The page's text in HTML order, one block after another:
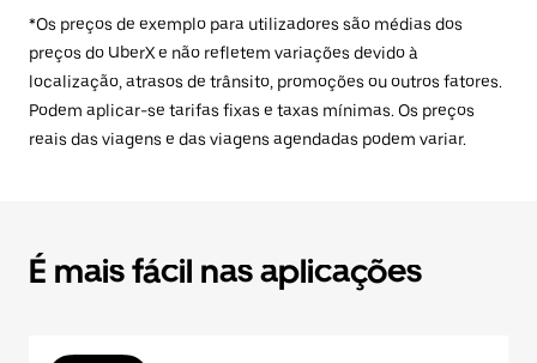
*Os preços de exemplo para utilizadores são médias dos
preços do UberX e não refletem variações devido à
localização, atrasos de trânsito, promoções ou outros fatores.
Podem aplicar-se tarifas fixas e taxas mínimas. Os preços
reais das viagens e das viagens agendadas podem variar.
É mais fácil nas aplicações